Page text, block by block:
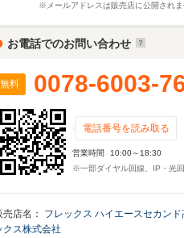
※メールアドレスは販売店に公開されま
お電話でのお問い合わせ
無料 0078-6003-
電話番号を読み取る
営業時間
10:00～18:30
※一部ダイヤル回線、IP・光
売店名： フレックス ハイエースセカン
クス株式会社